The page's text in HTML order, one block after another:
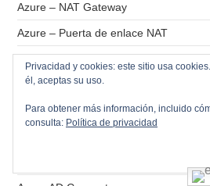
Azure – NAT Gateway
Azure – Puerta de enlace NAT
Azure – Replicas HV
Azure – Replicas VMware
Azure – VM Insigths
Privacidad y cookies: este sitio usa
él, aceptas su uso.
Para obtener más información, incluido
consulta: Política de privacidad